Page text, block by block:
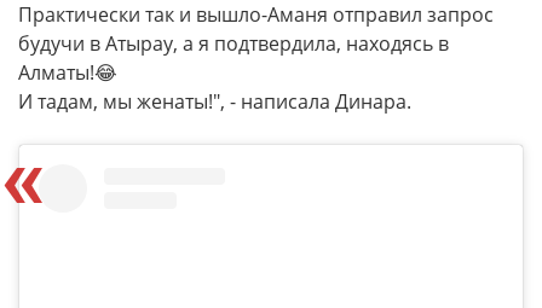
Практически так и вышло-Аманя отправил запрос
будучи в Атырау, а я подтвердила, находясь в
Алматы!😂
И тадам, мы женаты!", - написала Динара.